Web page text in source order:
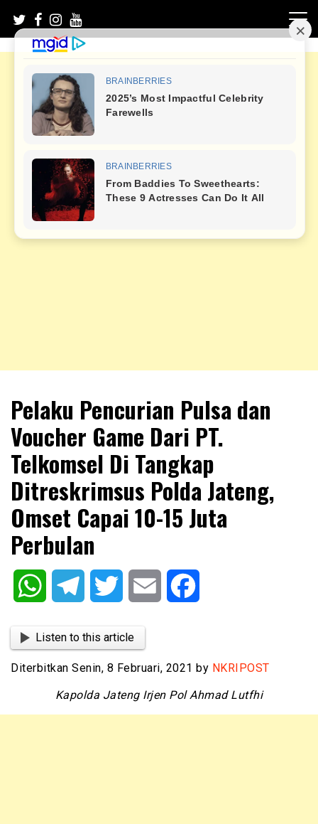
content
NKRIPOST
Pelaku Pencurian Pulsa dan
Voucher Game Dari PT.
Telkomsel Di Tangkap
Ditreskrimsus Polda Jateng,
Omset Capai 10-15 Juta
Perbulan
WhatsAppTelegram Twitter Email
Listen to this article
Diterbitkan Senin, 8 Februari, 2021 by NKRIPOST
Kapolda Jateng Irjen Pol Ahmad Lutfhi